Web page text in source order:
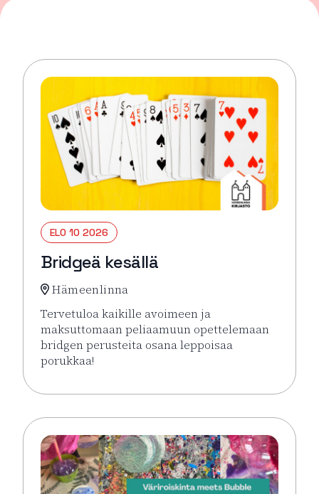
ELO 10 2026
Bridgeä kesällä
Hämeenlinna
Tervetuloa kaikille avoimeen ja
maksuttomaan peliaamuun opettelemaan
bridgen perusteita osana leppoisaa
porukkaa!